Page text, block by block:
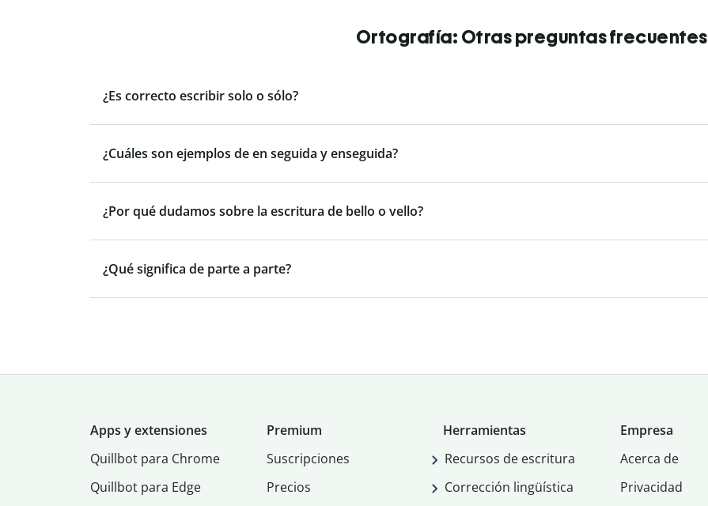
Ortografía: Otras preguntas frecuentes
¿Es correcto escribir solo o sólo?
¿Cuáles son ejemplos de en seguida y enseguida?
¿Por qué dudamos sobre la escritura de bello o vello?
¿Qué significa de parte a parte?
Apps y extensiones
Quillbot para Chrome
Quillbot para Edge
Premium
Suscripciones
Precios
Herramientas
Recursos de escritura
Corrección lingüística
Empresa
Acerca de
Privacidad